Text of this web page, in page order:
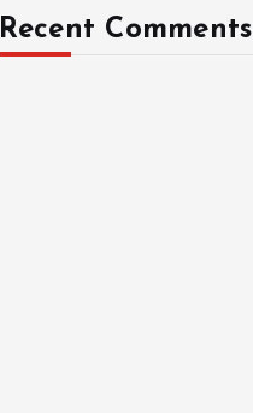
Recent Comments